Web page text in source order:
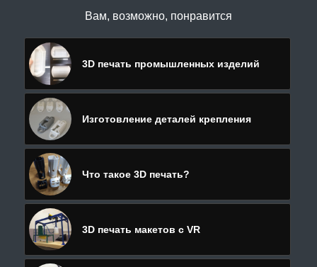
Вам, возможно, понравится
3D печать промышленных изделий
Изготовление деталей крепления
Что такое 3D печать?
3D печать макетов с VR